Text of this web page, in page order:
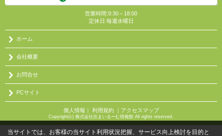
営業時間:9:30～18:00
定休日:毎週水曜日
ホーム
会社概要
お問合せ
PCサイト
個人情報 利用規約｜ アクセスマップ
Copyright(c) 株式会社住まいるーむ情報館 All rights reserved.
当サイトでは、お客様の当サイト利用状況把握、サービス向上検討を目的と